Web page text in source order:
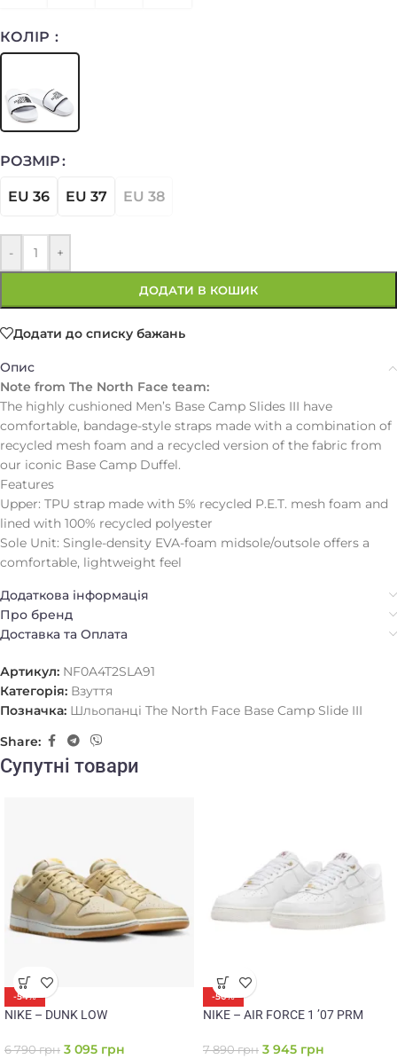
КОЛІР
РОЗМІР
EU 36 EU 37 EU 38
- +
ДОДАТИ В КОШИК
Додати до списку бажань
Опис
Note from The North Face team:
The highly cushioned Men’s Base Camp Slides III have
comfortable, bandage-style straps made with a combination of
recycled mesh foam and a recycled version of the fabric from
our iconic Base Camp Duffel.
Features
Upper: TPU strap made with 5% recycled P.E.T. mesh foam and
lined with 100% recycled polyester
Sole Unit: Single-density EVA-foam midsole/outsole offers a
comfortable, lightweight feel
Додаткова інформація
Про бренд
Доставка та Оплата
Артикул: NF0A4T2SLA91
Категорія: Взуття
Позначка: Шльопанці The North Face Base Camp Slide III
Share:
Супутні товари
-54%
NIKE – DUNK LOW
6 790грн 3 095 грн
-50%
NIKE – AIR FORCE 1 ’07 PRM
7 890грн 3 945 грн